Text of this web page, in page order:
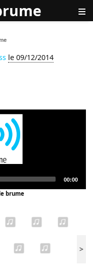
≡
le 09/12/2014
Total
00:00
brume
>